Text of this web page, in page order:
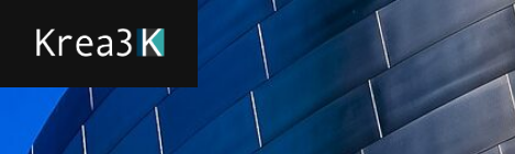
Architecture